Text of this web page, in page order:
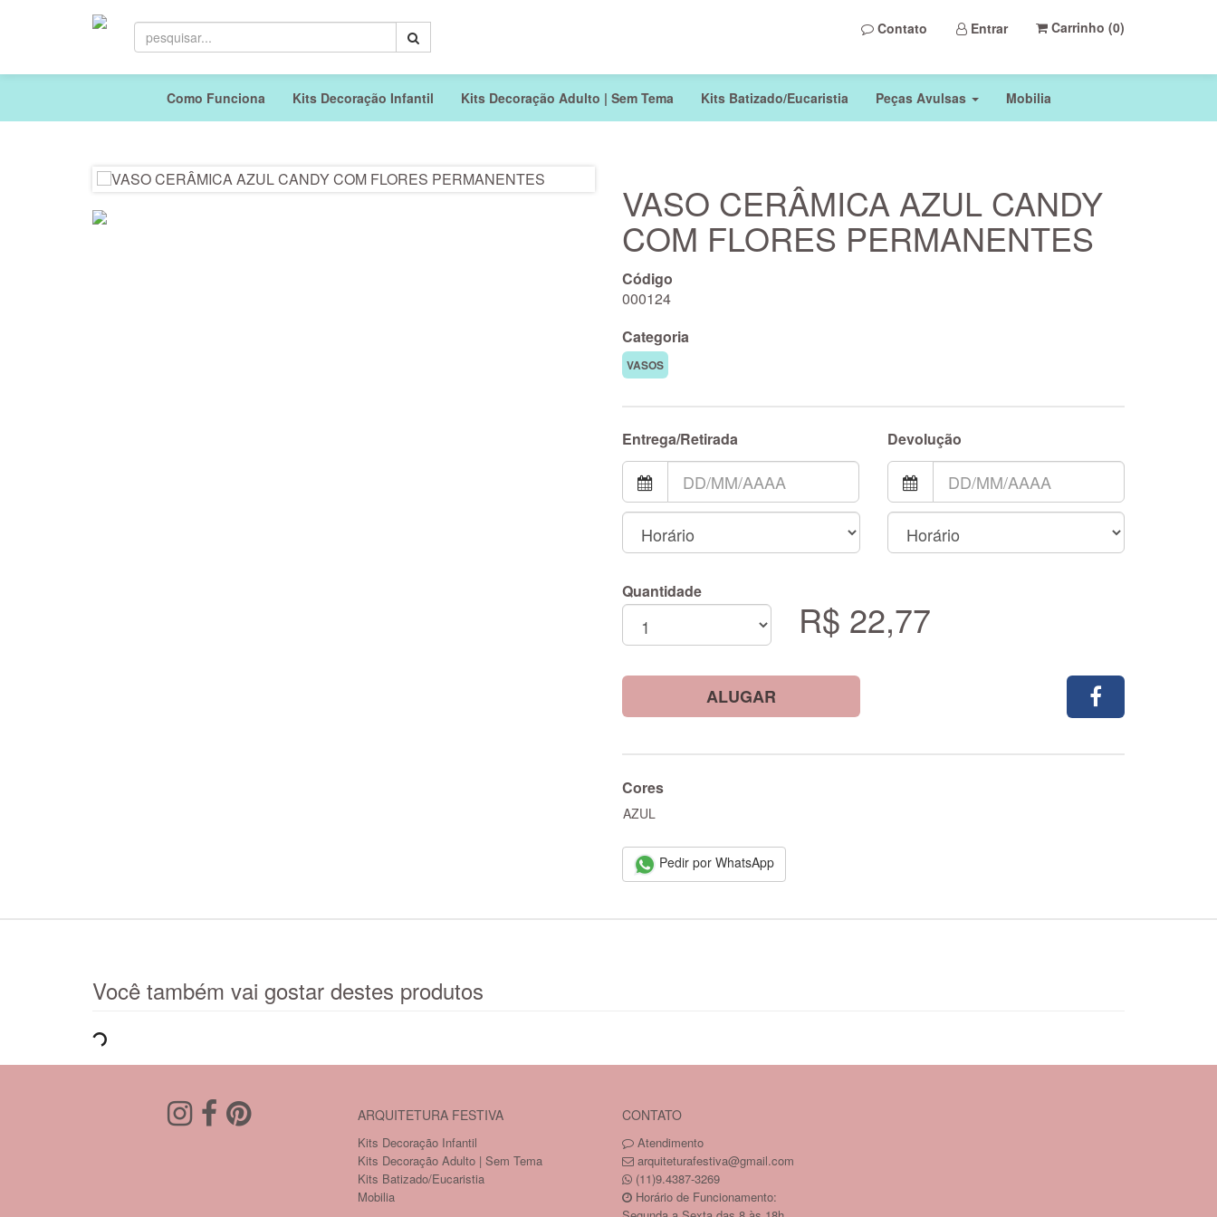
Contato Entrar Carrinho (0)
Como Funciona Kits Decoração Infantil Kits Decoração Adulto | Sem Tema Kits Batizado/Eucaristia Peças Avulsas Mobilia
VASO CERÂMICA AZUL CANDY
COM FLORES PERMANENTES
Código
000124
Categoria
VASOS
Entrega/Retirada Devolução
Quantidade
R$ 22,77
ALUGAR
Cores
AZUL
Pedir por WhatsApp
Você também vai gostar destes produtos
ARQUITETURA FESTIVA
Kits Decoração Infantil
Kits Decoração Adulto | Sem Tema
Kits Batizado/Eucaristia
Mobilia
CONTATO
Atendimento
arquiteturafestiva@gmail.com
(11)9.4387-3269
Horário de Funcionamento: